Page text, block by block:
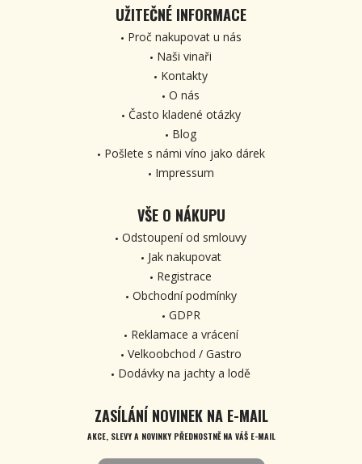
UŽITEČNÉ INFORMACE
Proč nakupovat u nás
Naši vinaři
Kontakty
O nás
Často kladené otázky
Blog
Pošlete s námi víno jako dárek
Impressum
VŠE O NÁKUPU
Odstoupení od smlouvy
Jak nakupovat
Registrace
Obchodní podmínky
GDPR
Reklamace a vrácení
Velkoobchod / Gastro
Dodávky na jachty a lodě
ZASÍLÁNÍ NOVINEK NA E-MAIL
AKCE, SLEVY A NOVINKY PŘEDNOSTNĚ NA VÁŠ E-MAIL